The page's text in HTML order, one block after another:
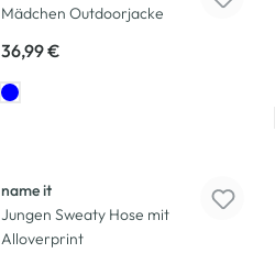
Mädchen Outdoorjacke
36,99 €
name it
Jungen Sweaty Hose mit
Alloverprint